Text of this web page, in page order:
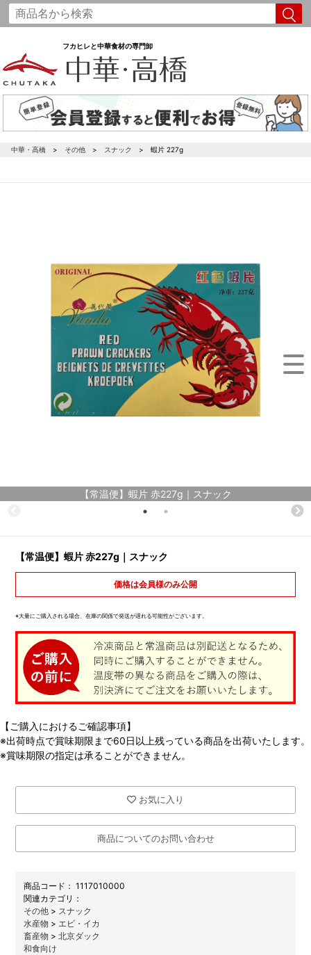
フカヒレと中華食材の専門卸
中華・高橋 その他 スナック 蝦片 227g
【常温便】蝦片 赤227g｜スナック
【常温便】蝦片 赤227g｜スナック
価格は会員様のみ公開
※大量にご購入される場合、在庫の関係で発送が遅れる可能性がございます。
【ご購入におけるご確認事項】
※出荷時点で賞味期限まで60日以上残っている商品を出荷いたします。
※賞味期限の指定は承ることができません。
お気に入り
商品についてのお問い合わせ
商品コード： 1117010000
関連カテゴリ：
その他 > スナック
水産物 > エビ・イカ
畜産物 >北京ダック
和食向け